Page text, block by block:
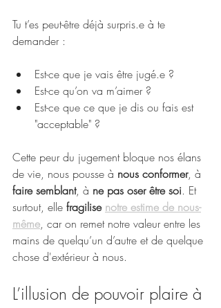
Tu t’es peut-être déjà surpris.e à te
demander :
Est-ce que je vais être jugé.e ?
Est-ce qu’on va m’aimer ?
Est-ce que ce que je dis ou fais est
"acceptable" ?
Cette peur du jugement bloque nos élans
de vie, nous pousse à nous conformer, à
faire semblant, à ne pas oser être soi. Et
surtout, elle fragilise notre estime de nous-
même, car on remet notre valeur entre les
mains de quelqu’un d’autre et de quelque
chose d'extérieur à nous.
L’illusion de pouvoir plaire à